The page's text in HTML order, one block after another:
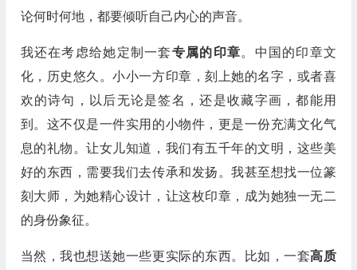
论何时何地，都要倾听自己内心的声音。
我还在考虑给她定制一套专属的印章。中国的印章文
化，历史悠久。小小一方印章，刻上她的名字，或者喜
欢的诗句，以后无论是签名，还是收藏字画，都能用
到。这不仅是一件实用的小物件，更是一份充满文化气
息的礼物。让女儿知道，我们有五千年的文明，这些美
好的东西，需要我们去传承和发扬。我甚至想找一位篆
刻大师，为她精心设计，让这枚印章，成为她独一无二
的身份象征。
当然，我也想送她一些更实际的东西。比如，一套高质